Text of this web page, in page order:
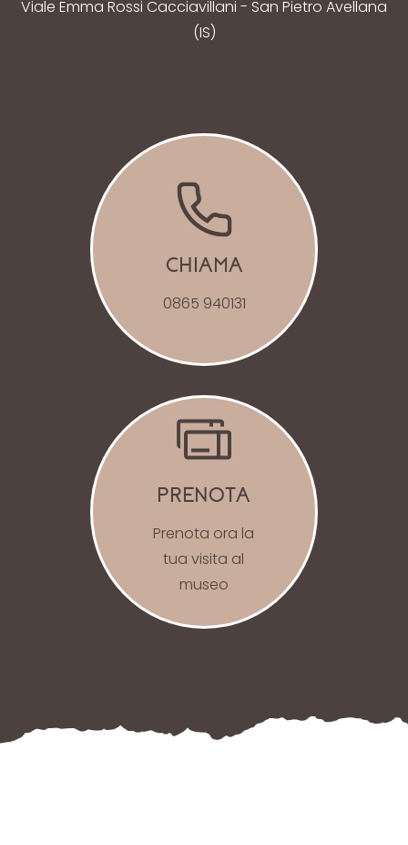
Viale Emma Rossi Cacciavillani - San Pietro Avellana
(IS)
CHIAMA
0865 940131
PRENOTA
Prenota ora la
tua visita al
museo